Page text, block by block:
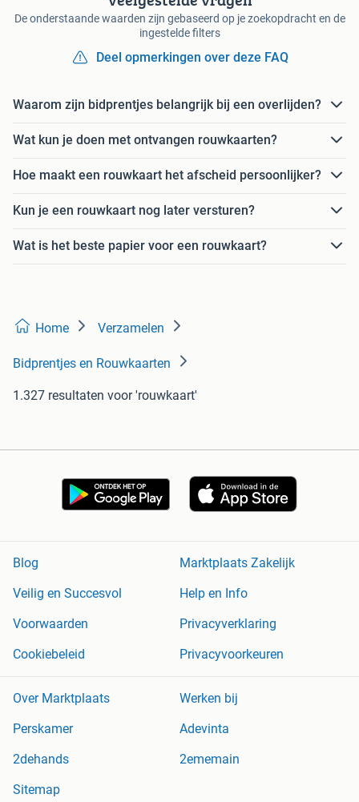
De onderstaande waarden zijn gebaseerd op je zoekopdracht en de
ingestelde filters
Deel opmerkingen over deze FAQ
Waarom zijn bidprentjes belangrijk bij een overlijden?
Wat kun je doen met ontvangen rouwkaarten?
Hoe maakt een rouwkaart het afscheid persoonlijker?
Kun je een rouwkaart nog later versturen?
Wat is het beste papier voor een rouwkaart?
Home Verzamelen
Bidprentjes en Rouwkaarten
1.327 resultaten voor 'rouwkaart'
Blog
Marktplaats Zakelijk
Veilig en Succesvol
Help en Info
Voorwaarden
Privacyverklaring
Cookiebeleid
Privacyvoorkeuren
Over Marktplaats
Werken bij
Perskamer
Adevinta
2dehands
2ememain
Sitemap